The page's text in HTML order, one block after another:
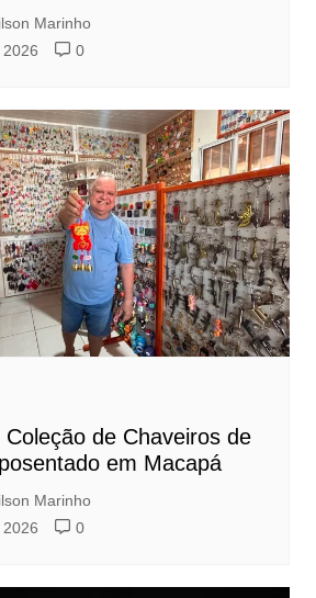
Marinho
0
de Chaveiros de
em Macapá
Marinho
0